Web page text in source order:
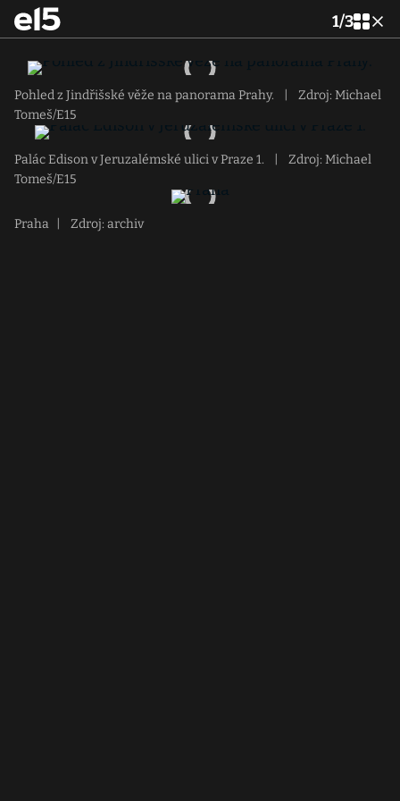
1/3
Pohled z Jindřišské věže na panorama Prahy.
Zdroj: Michael
Tomeš/E15
Palác Edison v Jeruzalémské ulici v Praze 1.
Zdroj: Michael
Tomeš/E15
Praha Zdroj: archiv